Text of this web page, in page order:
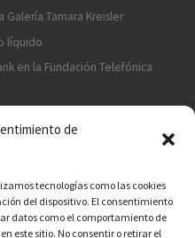
de
tecnologías como las cookies
del dispositivo. El consentimiento
datos como el comportamiento de
este sitio. No consentir o retirar el
Galería Tamara Kreisler
líquido
en la Fundación Telefónica